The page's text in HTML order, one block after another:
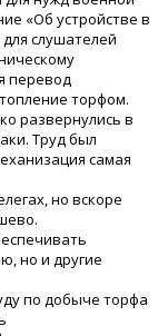
«Об устройстве в
слушателей
перевод
торфом.
развернулись в
Труд был
самая
но вскоре
но и другие
по добыче торфа